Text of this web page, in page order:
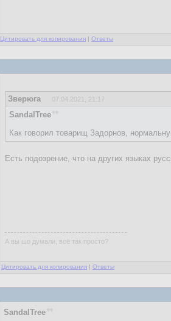
Цитировать для копирования | Ответы
Зверюга 07.04.2021, 21:17
SandalTree
Как говорил товарищ Задорнов,
Есть подозрение, что на других языках
А вы шо думали, всё так просто?
Цитировать для копирования | Ответы
SandalTree